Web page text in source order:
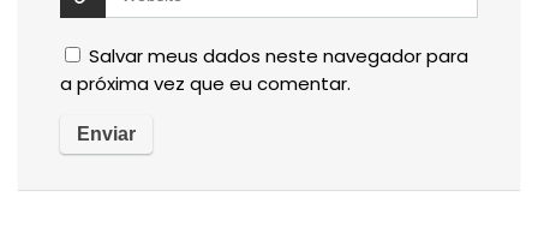
Salvar meus dados neste navegador para
a próxima vez que eu comentar.